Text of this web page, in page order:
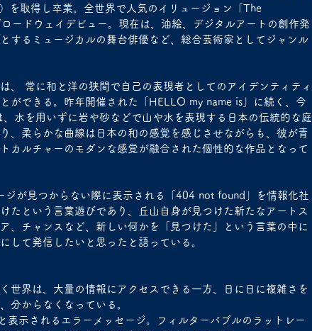
を取得し卒業。全世界で人気のイリュージョン「The
ードウェイデビュー。現在は、油絵、デジタルアートの創作発
するミュージカルの舞台俳優など、総合芸術家としてジャンル
、 常に和と洋の狭間で自己の表現者としてのアイデンティティ
ができる。昨年開催された「HELLO my name is」に続く、今
水を用いずに岩や砂などで山や水を表現する日本の伝統的な庭
、柔らかな曲線は日本の和の感覚を感じさせながらも、彼が青
カルチャーのモダンな感覚が融合された個性的な作品となって
が見つからない際に表示される「404 not found」を情報化社
たという言葉遊びであり、丘山自身が見つけた新たなアートス
、チャンスなど、新しい何かを「見つけた」という言葉の中に
して発信したいと思ったと語っている。
世界は、大量の情報にアクセスできる一方、日に日に複雑さを
分からなくなっている。
示されるエラーメッセージ。フィルターバブルのラットレー